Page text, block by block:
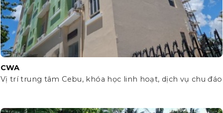
CWA
Vị trí trung tâm Cebu, khóa học linh hoạt, dịch vụ chu đáo